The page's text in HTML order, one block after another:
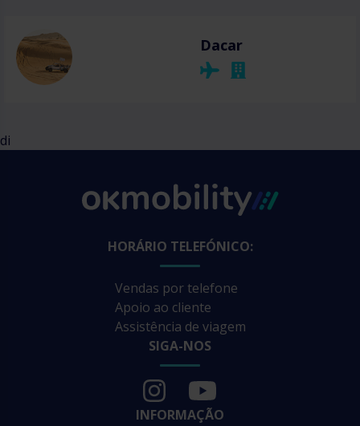
Dacar
di
HORÁRIO TELEFÓNICO:
Vendas por telefone
Apoio ao cliente
Assistência de viagem
SIGA-NOS
INFORMAÇÃO